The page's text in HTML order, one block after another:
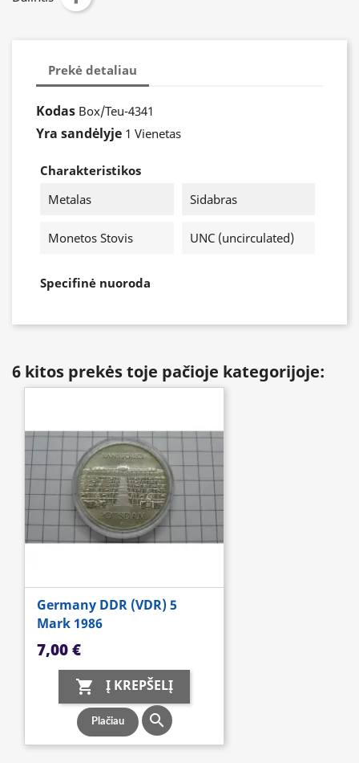
Prekė detaliau
Kodas Box/Teu-4341
Yra sandėlyje 1 Vienetas
Charakteristikos
Metalas
Sidabras
Monetos Stovis UNC (uncirculated)
Specifinė nuoroda
6 kitos prekės toje pačioje kategorijoje:
Germany DDR (VDR) 5
Mark 1986
Kaina
7,00 €
 Į KREPŠELĮ
Plačiau 